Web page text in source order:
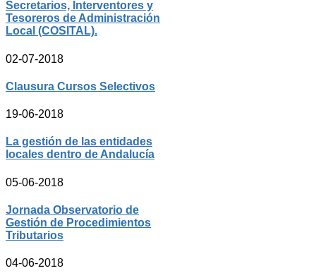
Secretarios, Interventores y
Tesoreros de Administración
Local (COSITAL).
02-07-2018
Clausura Cursos Selectivos
19-06-2018
La gestión de las entidades
locales dentro de Andalucía
05-06-2018
Jornada Observatorio de
Gestión de Procedimientos
Tributarios
04-06-2018